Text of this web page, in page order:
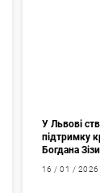
У Львові
підтримку
Богдана Зізи
16 / 01 / 2026